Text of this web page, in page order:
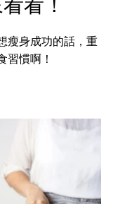
瘦身成功的話，重
習慣啊！